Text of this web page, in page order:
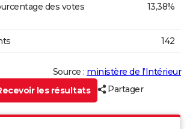
des votes
13,38%
142
Source : ministère de l’Intérieur
les résultats
Partager